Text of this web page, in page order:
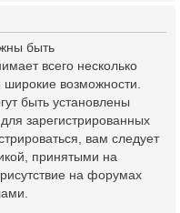
быть
всего несколько
широкие возможности.
быть установлены
зарегистрированных
вам следует
принятыми на
на форумах